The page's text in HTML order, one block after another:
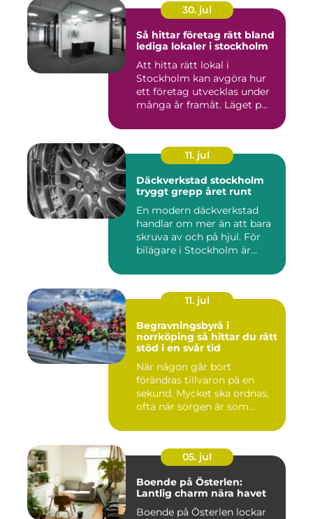
30. jul
Så hittar företag rätt bland
lediga lokaler i stockholm
Att hitta rätt lokal i
Stockholm kan avgöra hur
ett företag utvecklas under
många år framåt. Läget p...
11. jul
Däckverkstad stockholm
tryggt grepp året runt
En modern däckverkstad
handlar om mer än att bara
skruva av och på hjul. För
bilägare i Stockholm är...
11. jul
Begravningsbyrå i
norrköping så hittar du rätt
stöd i en svår tid
När någon går bort
förändras tillvaron på en
sekund. Mycket ska ordnas,
ofta när sorgen är som
05. jul
Boende på Österlen:
Lantlig charm nära havet
Boende på Österlen lockar